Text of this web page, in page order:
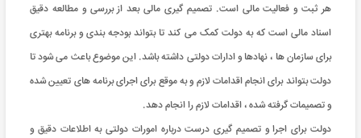
هر ثبت و فعالیت مالی است. تصمیم گیری مالی بعد از بررسی و مطالعه دقیق
اسناد مالی است که به دولت کمک می کند تا بتواند بودجه بندی و برنامه بهتری
برای سازمان ها ، نهادها و ادارات دولتی داشته باشد. این موضوع باعث می شود تا
دولت بتواند برای انجام اقدامات لازم و به موقع برای اجرای برنامه های تعیین شده
و تصمیمات گرفته شده ، اقدامات لازم را انجام دهد.
دولت برای اجرا و تصمیم گیری درست درباره امورات دولتی به اطلاعات دقیق و